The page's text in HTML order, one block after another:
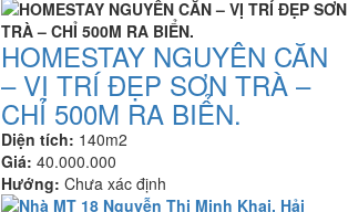
HOMESTAY NGUYÊN CĂN
– VỊ TRÍ ĐẸP SƠN TRÀ –
CHỈ 500M RA BIỂN.
Diện tích: 140m2
Giá: 40.000.000
Hướng: Chưa xác định